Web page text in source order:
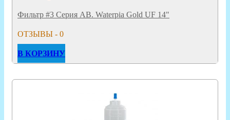
Фильтр #3 Серия AB. Waterpia Gold UF 14"
ОТЗЫВЫ - 0
В КОРЗИНУ